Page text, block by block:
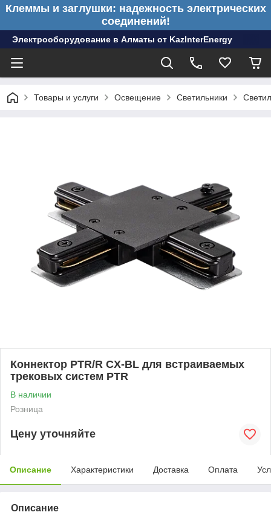
Клеммы и заглушки: надежность электрических
соединений!
Электрооборудование в Алматы от KazInterEnergy
Товары и услуги Освещение Светильники
Коннектор PTR/R CX-BL для встраиваемых
трековых систем PTR
В наличии
Розница
Цену уточняйте
Описание Характеристики Доставка Оплата
Описание